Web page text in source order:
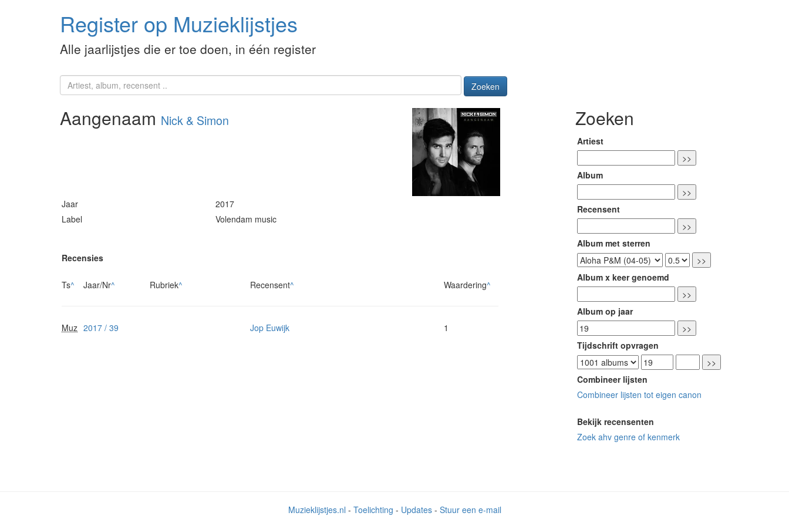
Register op Muzieklijstjes
Alle jaarlijstjes die er toe doen, in één register
Zoeken
Aangenaam Nick & Simon
Jaar
2017
Label
Volendam music
Recensies
Ts^ Jaar/Nr^ Rubriek^ Recensent^ Waardering^
Muz 2017 / 39 Jop Euwijk 1
Zoeken
Artiest
Album
Recensent
Album met sterren
Album x keer genoemd
Album op jaar
Tijdschrift opvragen
Combineer lijsten
Combineer lijsten tot eigen canon
Bekijk recensenten
Zoek ahv genre of kenmerk
Muzieklijstjes.nl - Toelichting - Updates- Stuur een e-mail